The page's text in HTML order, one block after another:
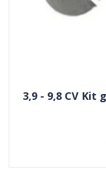
3,9 - 9,8 CV Kit